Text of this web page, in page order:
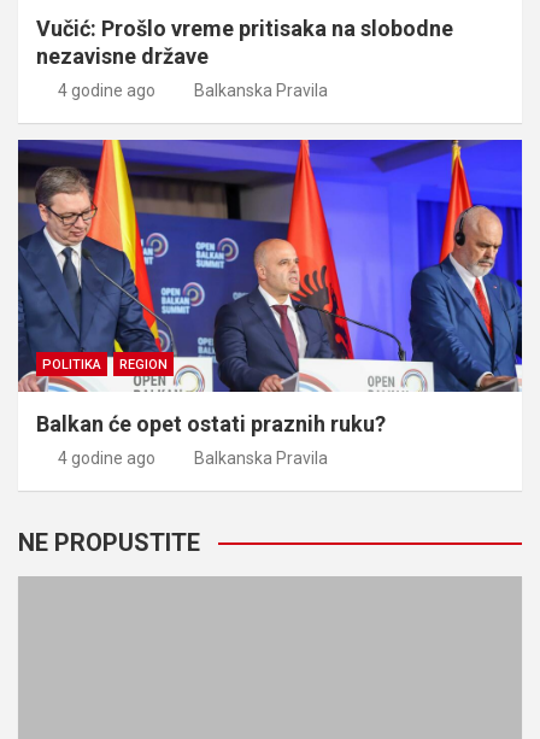
Vučić: Prošlo vreme pritisaka na slobodne
nezavisne države
4 godine ago Balkanska Pravila
POLITIKA REGION
Balkan će opet ostati praznih ruku?
4 godine ago Balkanska Pravila
NE PROPUSTITE